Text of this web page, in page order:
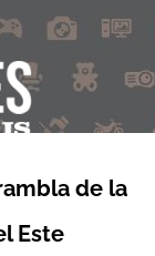
de la
Este